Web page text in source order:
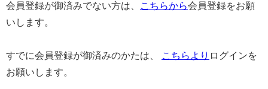
会員登録が御済みでない方は、
こちらから会員登録をお願
いします。
すでに会員登録が御済みのかたは、 こちらより ログインを
お願いします。